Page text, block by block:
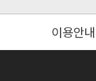
이용안내